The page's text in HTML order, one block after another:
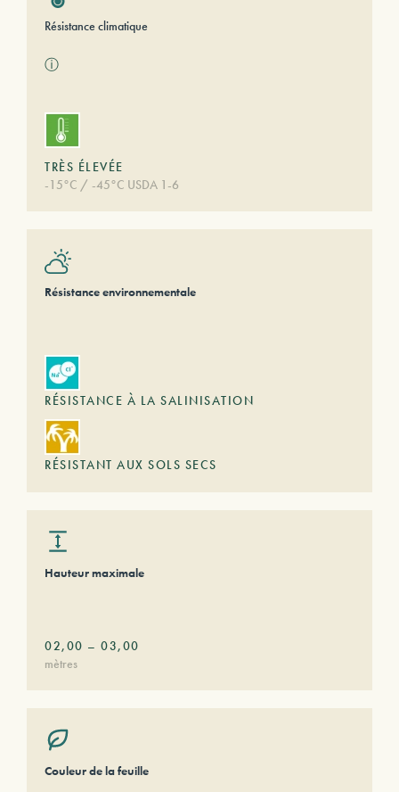
Résistance climatique
ⓘ
TRÈS ÉLEVÉE
-15°C / -45°C USDA 1-6
Résistance environnementale
RÉSISTANCE À LA SALINISATION
RÉSISTANT AUX SOLS SECS
Hauteur maximale
02,00 – 03,00
mètres
Couleur de la feuille